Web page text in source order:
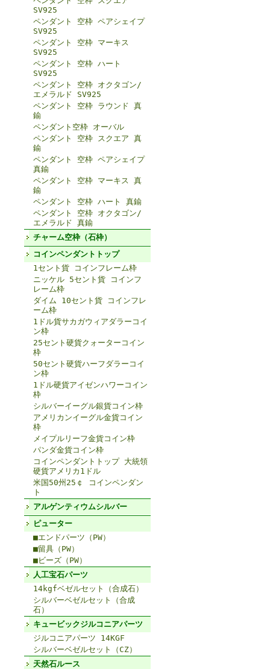
SV925
ペンダント 空枠 ペアシェイプ
SV925
ペンダント 空枠 マーキス
SV925
ペンダント 空枠 ハート
SV925
ペンダント 空枠 オクタゴン/
エメラルド SV925
ペンダント 空枠 ラウンド 真
鍮
ペンダント空枠 オーバル
ペンダント 空枠 スクエア 真
鍮
ペンダント 空枠 ペアシェイプ
真鍮
ペンダント 空枠 マーキス 真
鍮
ペンダント 空枠 ハート 真鍮
ペンダント 空枠 オクタゴン/
エメラルド 真鍮
チャーム空枠（石枠）
コインペンダントトップ
1セント貨 コインフレーム枠
ニッケル 5セント貨 コインフ
レーム枠
ダイム 10セント貨 コインフレ
ーム枠
1ドル貨サカガウィアダラーコイ
ン枠
25セント硬貨クォーターコイン
枠
50セント硬貨ハーフダラーコイ
ン枠
1ドル硬貨アイゼンハワーコイン
枠
シルバーイーグル銀貨コイン枠
アメリカンイーグル金貨コイン
枠
メイプルリーフ金貨コイン枠
パンダ金貨コイン枠
コインペンダントトップ 大統領
硬貨アメリカ1ドル
米国50州25￠ コインペンダン
ト
アルゲンティウムシルバー
ピューター
■エンドパーツ（PW）
■留具（PW）
■ビーズ（PW）
人工宝石パーツ
14kgfベゼルセット（合成石）
シルバーベゼルセット（合成
石）
キュービックジルコニアパーツ
ジルコニアパーツ 14KGF
シルバーベゼルセット（CZ）
天然石ルース